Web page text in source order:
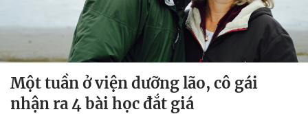
Một tuần ở viện dưỡng lão, cô gái
nhận ra 4 bài học đắt giá